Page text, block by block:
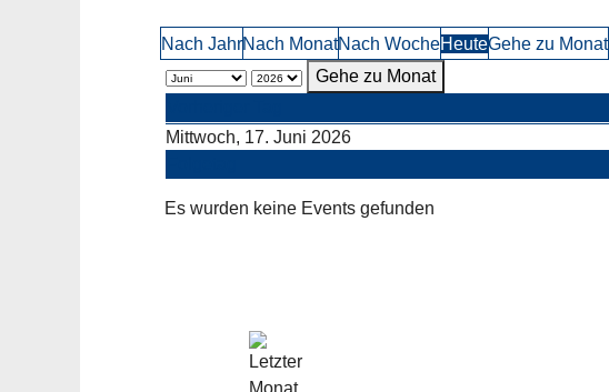
Nach JahrNach MonatNach WocheHeuteGehe zu Monat
Gehe zu Monat
Mittwoch, 17. Juni 2026
Es wurden keine Events gefunden